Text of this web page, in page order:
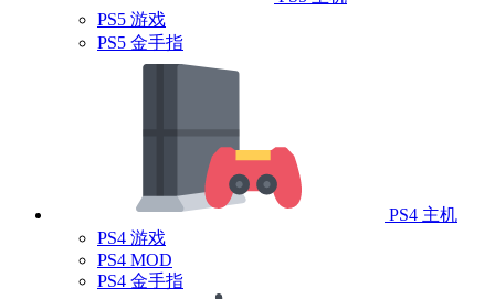
PS5 游戏
PS5 金手指
PS4 主机
PS4 游戏
PS4 MOD
PS4 金手指